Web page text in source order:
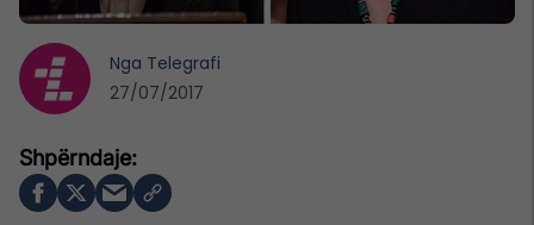
Nga Telegrafi
27/07/2017